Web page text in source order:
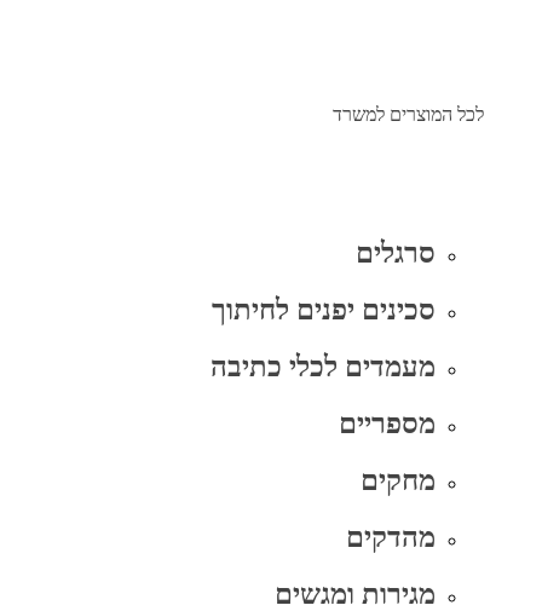
לכל המוצרים למשרד
סרגלים
סכינים יפנים לחיתוך
מעמדים לכלי כתיבה
מספריים
מחקים
מהדקים
מגירות ומגשים